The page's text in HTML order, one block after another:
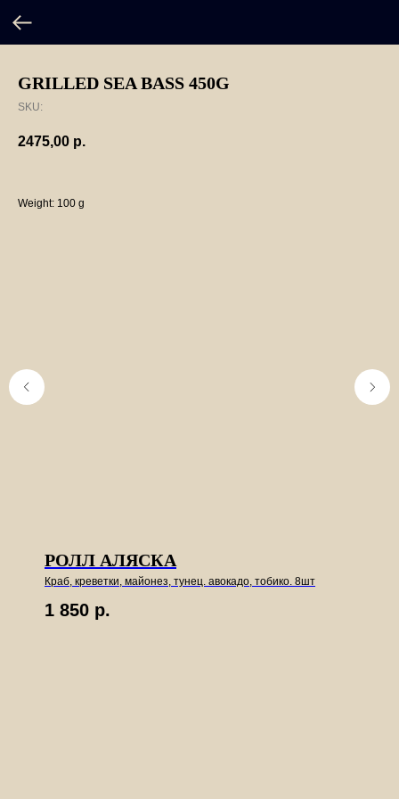
GRILLED SEA BASS 450G
SKU:
2475,00 р.
Weight: 100 g
РОЛЛ АЛЯСКА
Краб, креветки, майонез, тунец. авокадо, тобико. 8шт
1 850 р.